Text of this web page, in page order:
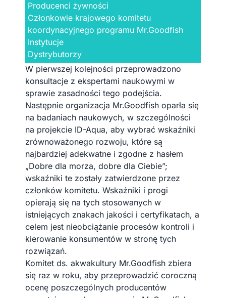
Producenci żywności
Członkowie krajowego komitetu
koordynacyjnego programu Mr.Goodfish
Instytucje
Dystrybutorzy
W pierwszej kolejności przeprowadzono
konsultacje z ekspertami naukowymi w
sprawie zasadności tego podejścia.
Następnie organizacja Mr.Goodfish oparła się
na badaniach naukowych, w szczególności
na projekcie ID-Aqua, aby wybrać wskaźniki
zrównoważonego rozwoju, które są
najbardziej adekwatne i zgodne z hasłem
„Dobre dla morza, dobre dla Ciebie”;
wskaźniki te zostały zatwierdzone przez
członków komitetu. Wskaźniki i progi
opierają się na tych stosowanych w
istniejących znakach jakości i certyfikatach, a
celem jest nieobciążanie procesów kontroli i
kierowanie konsumentów w stronę tych
rozwiązań.
Komitet ds. akwakultury Mr.Goodfish zbiera
się raz w roku, aby przeprowadzić coroczną
ocenę poszczególnych producentów